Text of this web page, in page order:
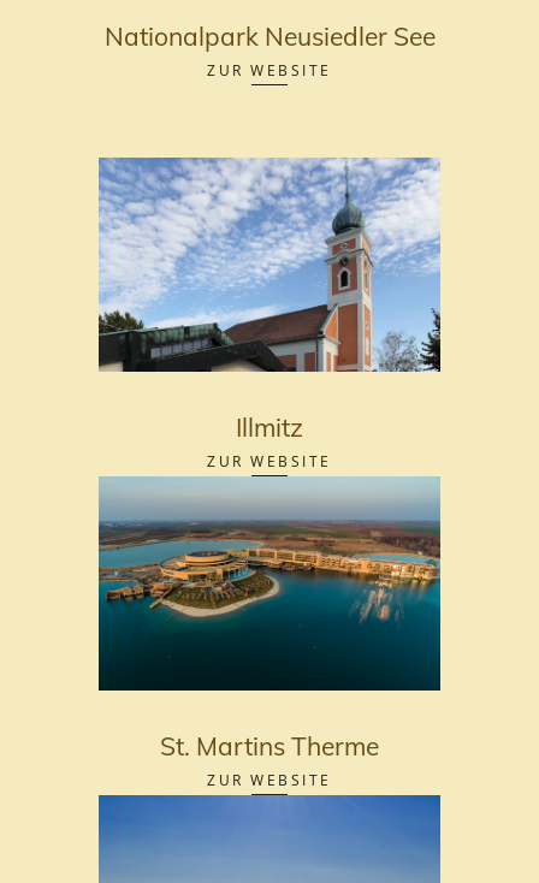
Nationalpark Neusiedler See
ZUR WEBSITE
Illmitz
ZUR WEBSITE
St. Martins Therme
ZUR WEBSITE